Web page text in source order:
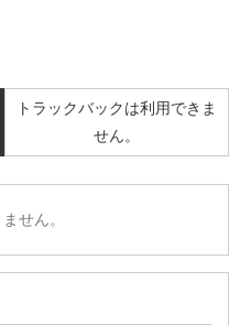
トラックバックは利用できま
せん。
せん。